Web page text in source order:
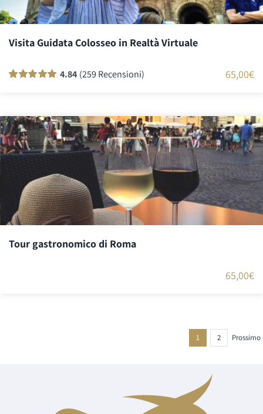
Visita Guidata Colosseo in Realtà Virtuale
4.84 (259 Recensioni) 65,00€
Tour gastronomico di Roma
65,00€
1 2 Prossimo